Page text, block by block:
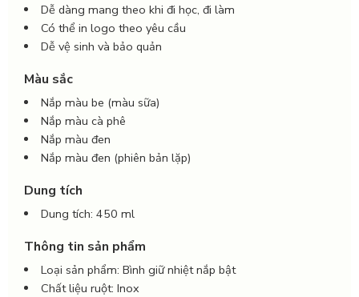
Dễ dàng mang theo khi đi học, đi làm
Có thể in logo theo yêu cầu
Dễ vệ sinh và bảo quản
Màu sắc
Nắp màu be (màu sữa)
Nắp màu cà phê
Nắp màu đen
Nắp màu đen (phiên bản lặp)
Dung tích
Dung tích: 450 ml
Thông tin sản phẩm
Loại sản phẩm: Bình giữ nhiệt nắp bật
Chất liệu ruột: Inox